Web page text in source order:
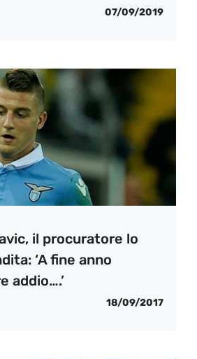
07/09/2019
il procuratore lo
‘A fine anno
addio….’
18/09/2017